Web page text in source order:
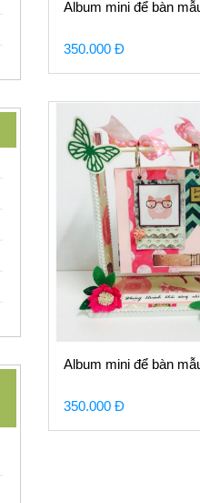
Album mini để bàn
350.000 Đ
Album mini để bàn
350.000 Đ